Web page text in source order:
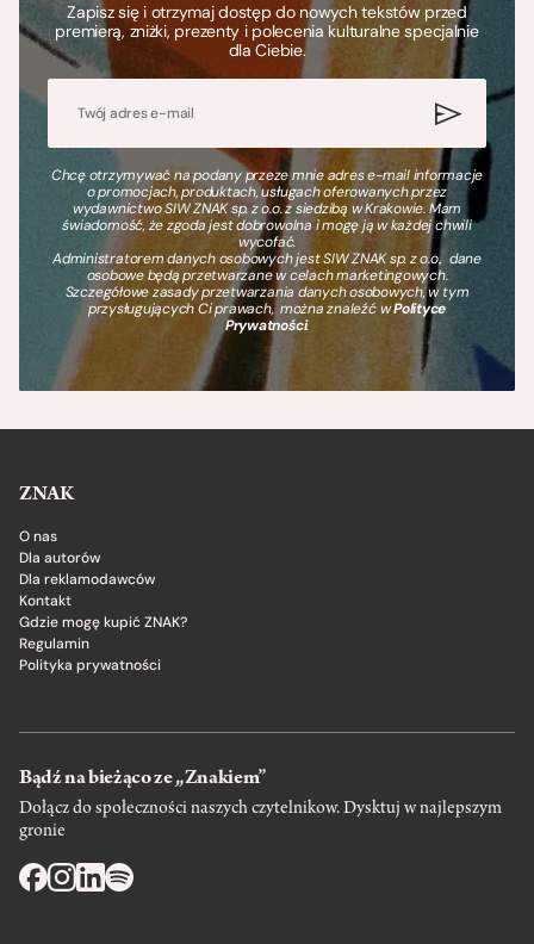
Zapisz się i otrzymaj dostęp do nowych tekstów przed
premierą, zniżki, prezenty i polecenia kulturalne specjalnie
dla Ciebie.
Chcę otrzymywać na podany przeze mnie adres e-mail informacje
o promocjach, produktach, usługach oferowanych przez
wydawnictwo SIW ZNAK sp. z o.o. z siedzibą w Krakowie. Mam
świadomość, że zgoda jest dobrowolna i mogę ją w każdej chwili
wycofać.
Administratorem danych osobowych jest SIW ZNAK sp. z o.o., dane
osobowe będą przetwarzane w celach marketingowych.
Szczegółowe zasady przetwarzania danych osobowych, w tym
przysługujących Ci prawach, można znaleźć wPolityce
Prywatności.
ZNAK
O nas
Dla autorów
Dla reklamodawców
Kontakt
Gdzie mogę kupić ZNAK?
Regulamin
Polityka prywatności
Bądź na bieżąco ze „Znakiem”
Dołącz do społeczności naszych czytelnikow. Dysktuj w najlepszym
gronie